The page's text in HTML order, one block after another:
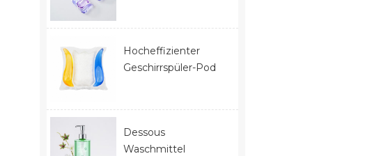
Hocheffizienter
Geschirrspüler-Pod
Dessous
Waschmittel